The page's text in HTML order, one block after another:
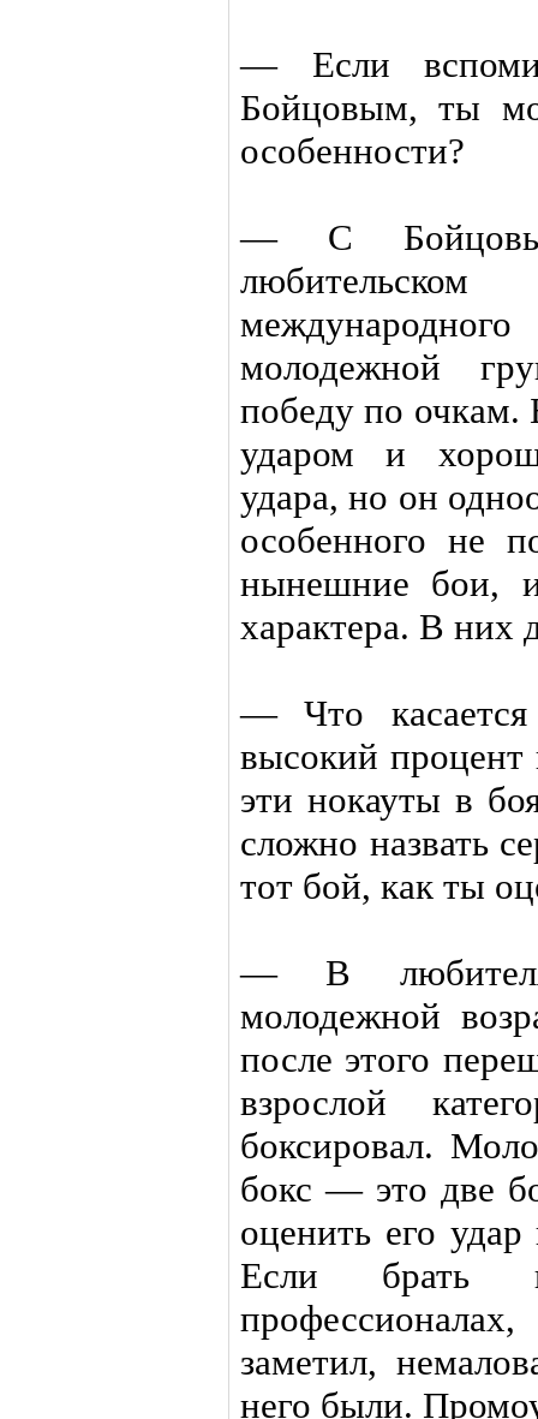
— Если
Бойцовым, ты
особенности?
— С
молодежной
победу по очкам.
ударом и
удара, но он
особенного не
нынешние бои,
характера. В них
— Что
высокий процент
эти нокауты в
сложно назвать
тот бой, как ты
— В
молодежной
после этого
взрослой
боксировал.
бокс — это две
оценить его
Если брать
заметил,
него были.